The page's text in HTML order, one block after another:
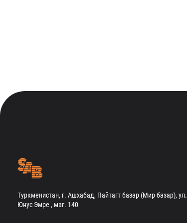
Туркменистан, г. Ашхабад, Пайтагт базар (Мир базар), ул.
Юнус Эмре , маг. 140